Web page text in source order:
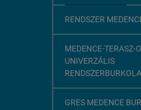
RENDSZER
MEDENCE-TERASZ-
UNIVERZÁLIS
GRES MEDENCE